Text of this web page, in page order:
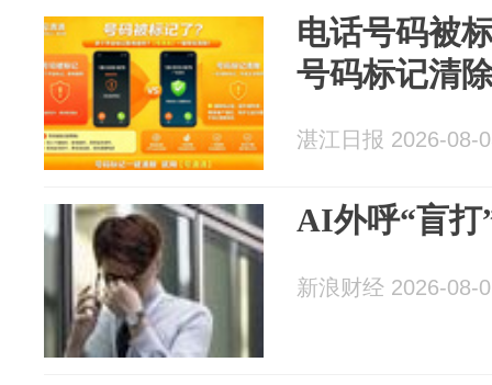
电话号码被
号码标记清
湛江日报 2026-08-
AI外呼“盲打
新浪财经 2026-08-